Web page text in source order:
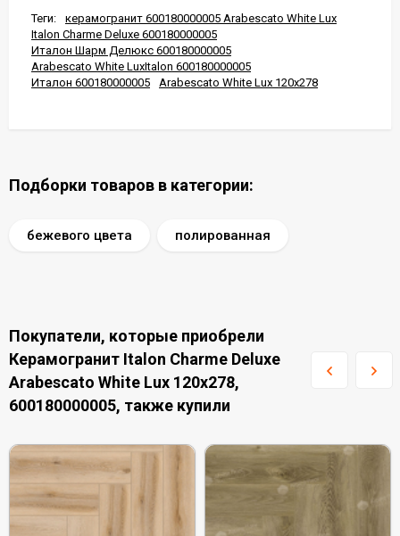
Теги:
керамогранит 600180000005 Arabescato White Lux
Italon Charme Deluxe 600180000005
Италон Шарм Делюкс 600180000005
Arabescato White LuxItalon 600180000005
Италон 600180000005
Arabescato White Lux 120x278
Подборки товаров в категории:
бежевого цвета полированная
Покупатели, которые приобрели
Керамогранит Italon Charme Deluxe
Arabescato White Lux 120x278,
600180000005, также купили